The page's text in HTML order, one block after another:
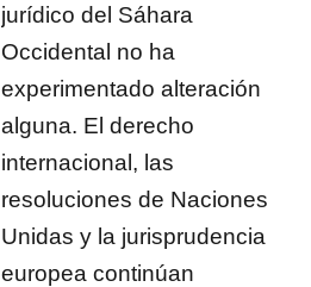
jurídico del Sáhara
Occidental no ha
experimentado alteración
alguna. El derecho
internacional, las
resoluciones de Naciones
Unidas y la jurisprudencia
europea continúan